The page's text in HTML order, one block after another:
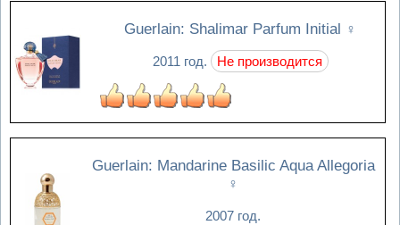
Guerlain: Shalimar Parfum Initial ♀
2011 год. Не производится
Guerlain: Mandarine Basilic Aqua Allegoria
♀
2007 год.